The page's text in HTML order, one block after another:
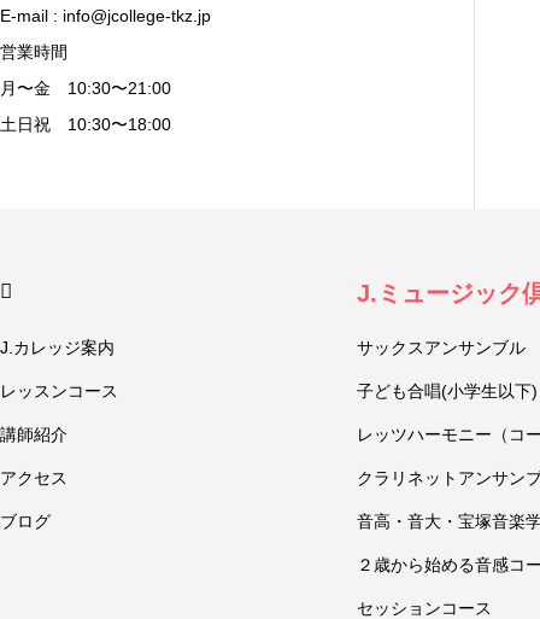
E-mail : info@jcollege-tkz.jp
営業時間
月〜金 10:30〜21:00
土日祝 10:30〜18:00
J.カレッジ案内
レッスンコース
講師紹介
アクセス
ブログ
J.ミュージック
サックスアンサンブル
子ども合唱(小学生以下)
レッツハーモニー（コ
クラリネットアンサン
音高・音大・宝塚音楽
２歳から始める音感コ
セッションコース